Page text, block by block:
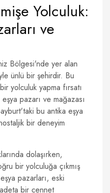
Yolculuk:
ve
Bölgesi'nde yer alan
ünlü bir şehirdir. Bu
yolculuk yapma fırsatı
pazarı ve mağazası
bu antika eşya
bir deneyim
dolaşırken,
bir yolculuğa çıkmış
pazarları, eski
bir cennet